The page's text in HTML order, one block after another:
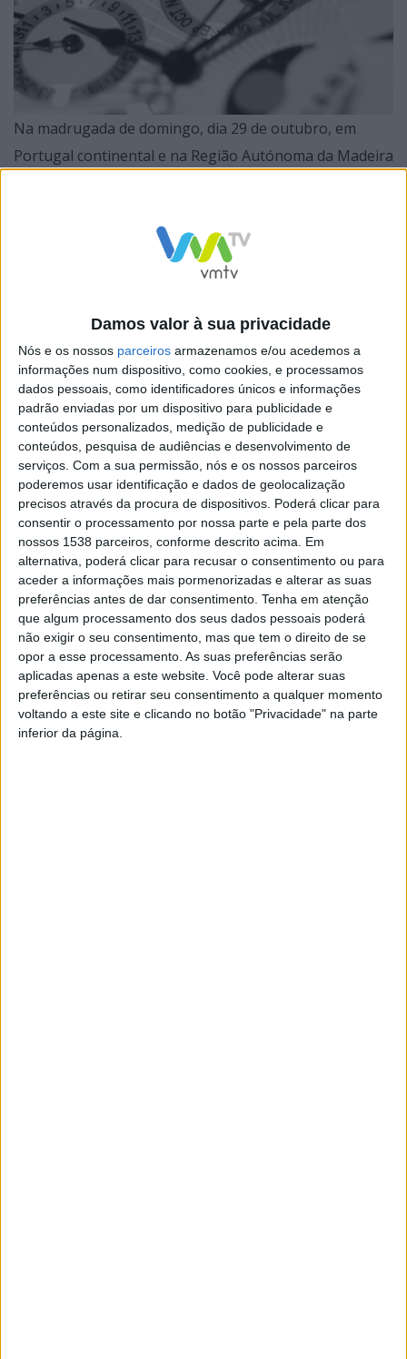
Damos valor à sua privacidade
Nós e os nossos parceiros armazenamos e/ou acedemos a
informações num dispositivo, como cookies, e processamos
dados pessoais, como identificadores únicos e informações
padrão enviadas por um dispositivo para publicidade e
conteúdos personalizados, medição de publicidade e
conteúdos, pesquisa de audiências e desenvolvimento de
serviços. Com a sua permissão, nós e os nossos parceiros
poderemos usar identificação e dados de geolocalização
precisos através da procura de dispositivos. Poderá clicar para
consentir o processamento por nossa parte e pela parte dos
nossos 1538 parceiros, conforme descrito acima. Em
alternativa, poderá clicar para recusar o consentimento ou para
aceder a informações mais pormenorizadas e alterar as suas
preferências antes de dar consentimento. Tenha em atenção
que algum processamento dos seus dados pessoais poderá
não exigir o seu consentimento, mas que tem o direito de se
opor a esse processamento. As suas preferências serão
aplicadas apenas a este website. Você pode alterar suas
preferências ou retirar seu consentimento a qualquer momento
voltando a este site e clicando no botão "Privacidade" na parte
inferior da página.
Na madrugada de domingo, dia 29 de outubro, em
Portugal continental e na Região Autónoma da Madeira
Por sua vez a Região Autónoma dos Açores, a mudança
será feita à 01:00 da próxima madrugada, passando
para as 00:00.
O atual regime de mudança da hora é regulado por
uma diretiva comunitária de 2000, que prevê que todos
os anos os relógios sejam, respetivamente, adiantados
e atrasados uma hora no último domingo de março e
no último domingo de outubro, marcando o início e o
fim da hora de verão.